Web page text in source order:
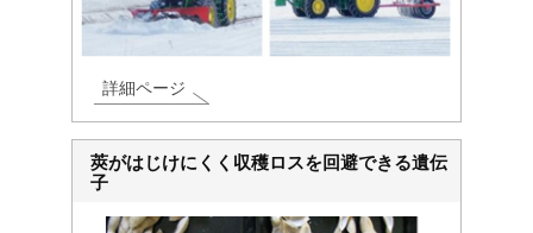
詳細ページ
莢がはじけにくく収穫ロスを回避できる遺伝
子